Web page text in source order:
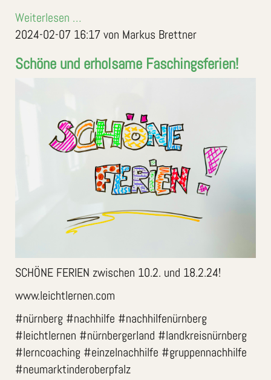
Weiterlesen …
2024-02-07 16:17von Markus Brettner
Schöne und erholsame Faschingsferien!
SCHÖNE FERIEN zwischen 10.2. und 18.2.24!
www.leichtlernen.com
#nürnberg #nachhilfe #nachhilfenürnberg
#leichtlernen #nürnbergerland #landkreisnürnberg
#lerncoaching #einzelnachhilfe #gruppennachhilfe
#neumarktinderoberpfalz